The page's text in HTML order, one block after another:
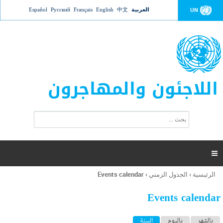
Jump to navigation UN العربية 中文
English
Français
Русский
Español
اللاجئون والمهاجرون
ت
ر
ل
ح
ب

أنت
هنا
الرئيسية › الجدول الزمني ›
Events calendar
Events calendar